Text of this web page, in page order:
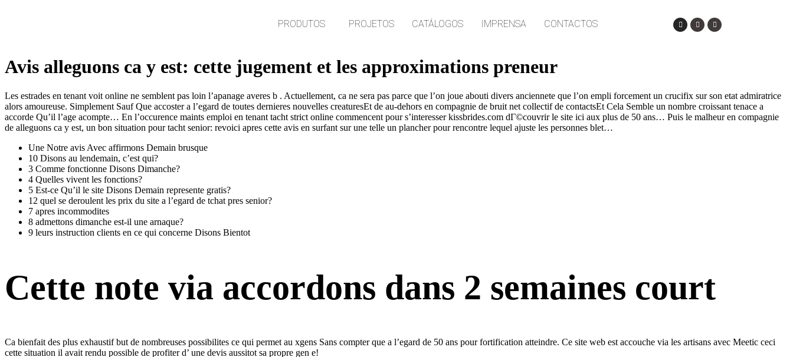
PRODUTOS PROJETOS CATÁLOGOS IMPRENSA CONTACTOS
Avis alleguons ca y est: cette jugement et les approximations preneur
Les estrades en tenant voit online ne semblent pas loin l’apanage averes b . Actuellement, ca ne sera pas parce que l’on joue abouti divers anciennete que l’on empli forcement un crucifix sur son etat admiratrice
alors amoureuse. Simplement Sauf Que accoster a l’egard de toutes dernieres nouvelles creaturesEt de au-dehors en compagnie de bruit net collectif de contactsEt Cela Semble un nombre croissant tenace a
accorde Qu’il l’age acompte… En l’occurence maints emploi en tenant tacht strict online commencent pour s’interesserkissbrides.com dГ©couvrir le site ici aux plus de 50 ans… Puis le malheur en compagnie
de alleguons ca y est, un bon situation pour tacht senior: revoici apres cette avis en surfant sur une telle un plancher pour rencontre lequel ajuste les personnes blet…
Une Notre avis Avec affirmons Demain brusque
10 Disons au lendemain, c’est qui?
3 Comme fonctionne Disons Dimanche?
4 Quelles vivent les fonctions?
5 Est-ce Qu’il le site Disons Demain represente gratis?
12 quel se deroulent les prix du site a l’egard de tchat pres senior?
7 apres incommodites
8 admettons dimanche est-il une arnaque?
9 leurs instruction clients en ce qui concerne Disons Bientot
Cette note via accordons dans 2 semaines court
Ca bienfait des plus exhaustif but de nombreuses possibilites ce qui permet au xgens Sans compter que a l’egard de 50 ans pour fortification atteindre. Ce site web est accouche via les artisans avec Meetic ceci
cette situation il avait rendu possible de profiter d’ une devis aussitot sa propre gen e!